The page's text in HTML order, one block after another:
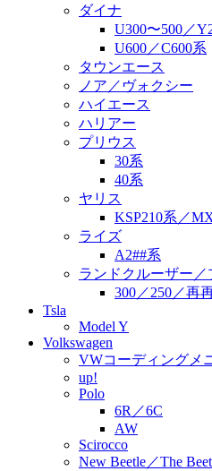
ダイナ
U300〜500／
U600／C600系
タウンエース
ノア／ヴォクシー
ハイエース
ハリアー
プリウス
30系
40系
ヤリス
KSP210系／
ライズ
A2##系
ランドクルーザー／
300／250／再
Tsla
Model Y
Volkswagen
VWコーディングメ
up!
Polo
6R／6C
AW
Scirocco
New Beetle／The